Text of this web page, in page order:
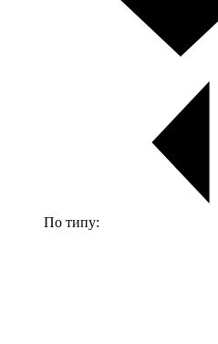
По типу: